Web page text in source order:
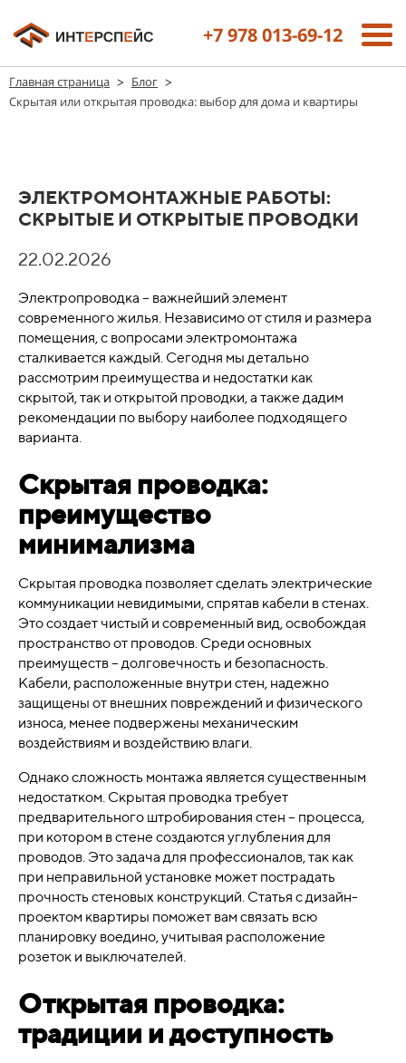
+7 978 013-69-12
Главная страница > Блог >
Скрытая или открытая проводка: выбор для дома и квартиры
ЭЛЕКТРОМОНТАЖНЫЕ РАБОТЫ:
СКРЫТЫЕ И ОТКРЫТЫЕ ПРОВОДКИ
22.02.2026
Электропроводка – важнейший элемент
современного жилья. Независимо от стиля и размера
помещения, с вопросами электромонтажа
сталкивается каждый. Сегодня мы детально
рассмотрим преимущества и недостатки как
скрытой, так и открытой проводки, а также дадим
рекомендации по выбору наиболее подходящего
варианта.
Скрытая проводка:
преимущество
минимализма
Скрытая проводка позволяет сделать электрические
коммуникации невидимыми, спрятав кабели в стенах.
Это создает чистый и современный вид, освобождая
пространство от проводов. Среди основных
преимуществ – долговечность и безопасность.
Кабели, расположенные внутри стен, надежно
защищены от внешних повреждений и физического
износа, менее подвержены механическим
воздействиям и воздействию влаги.
Однако сложность монтажа является существенным
недостатком. Скрытая проводка требует
предварительного штробирования стен – процесса,
при котором в стене создаются углубления для
проводов. Это задача для профессионалов, так как
при неправильной установке может пострадать
прочность стеновых конструкций. Статья с дизайн-
проектом квартиры поможет вам связать всю
планировку воедино, учитывая расположение
розеток и выключателей.
Открытая проводка:
традиции и доступность